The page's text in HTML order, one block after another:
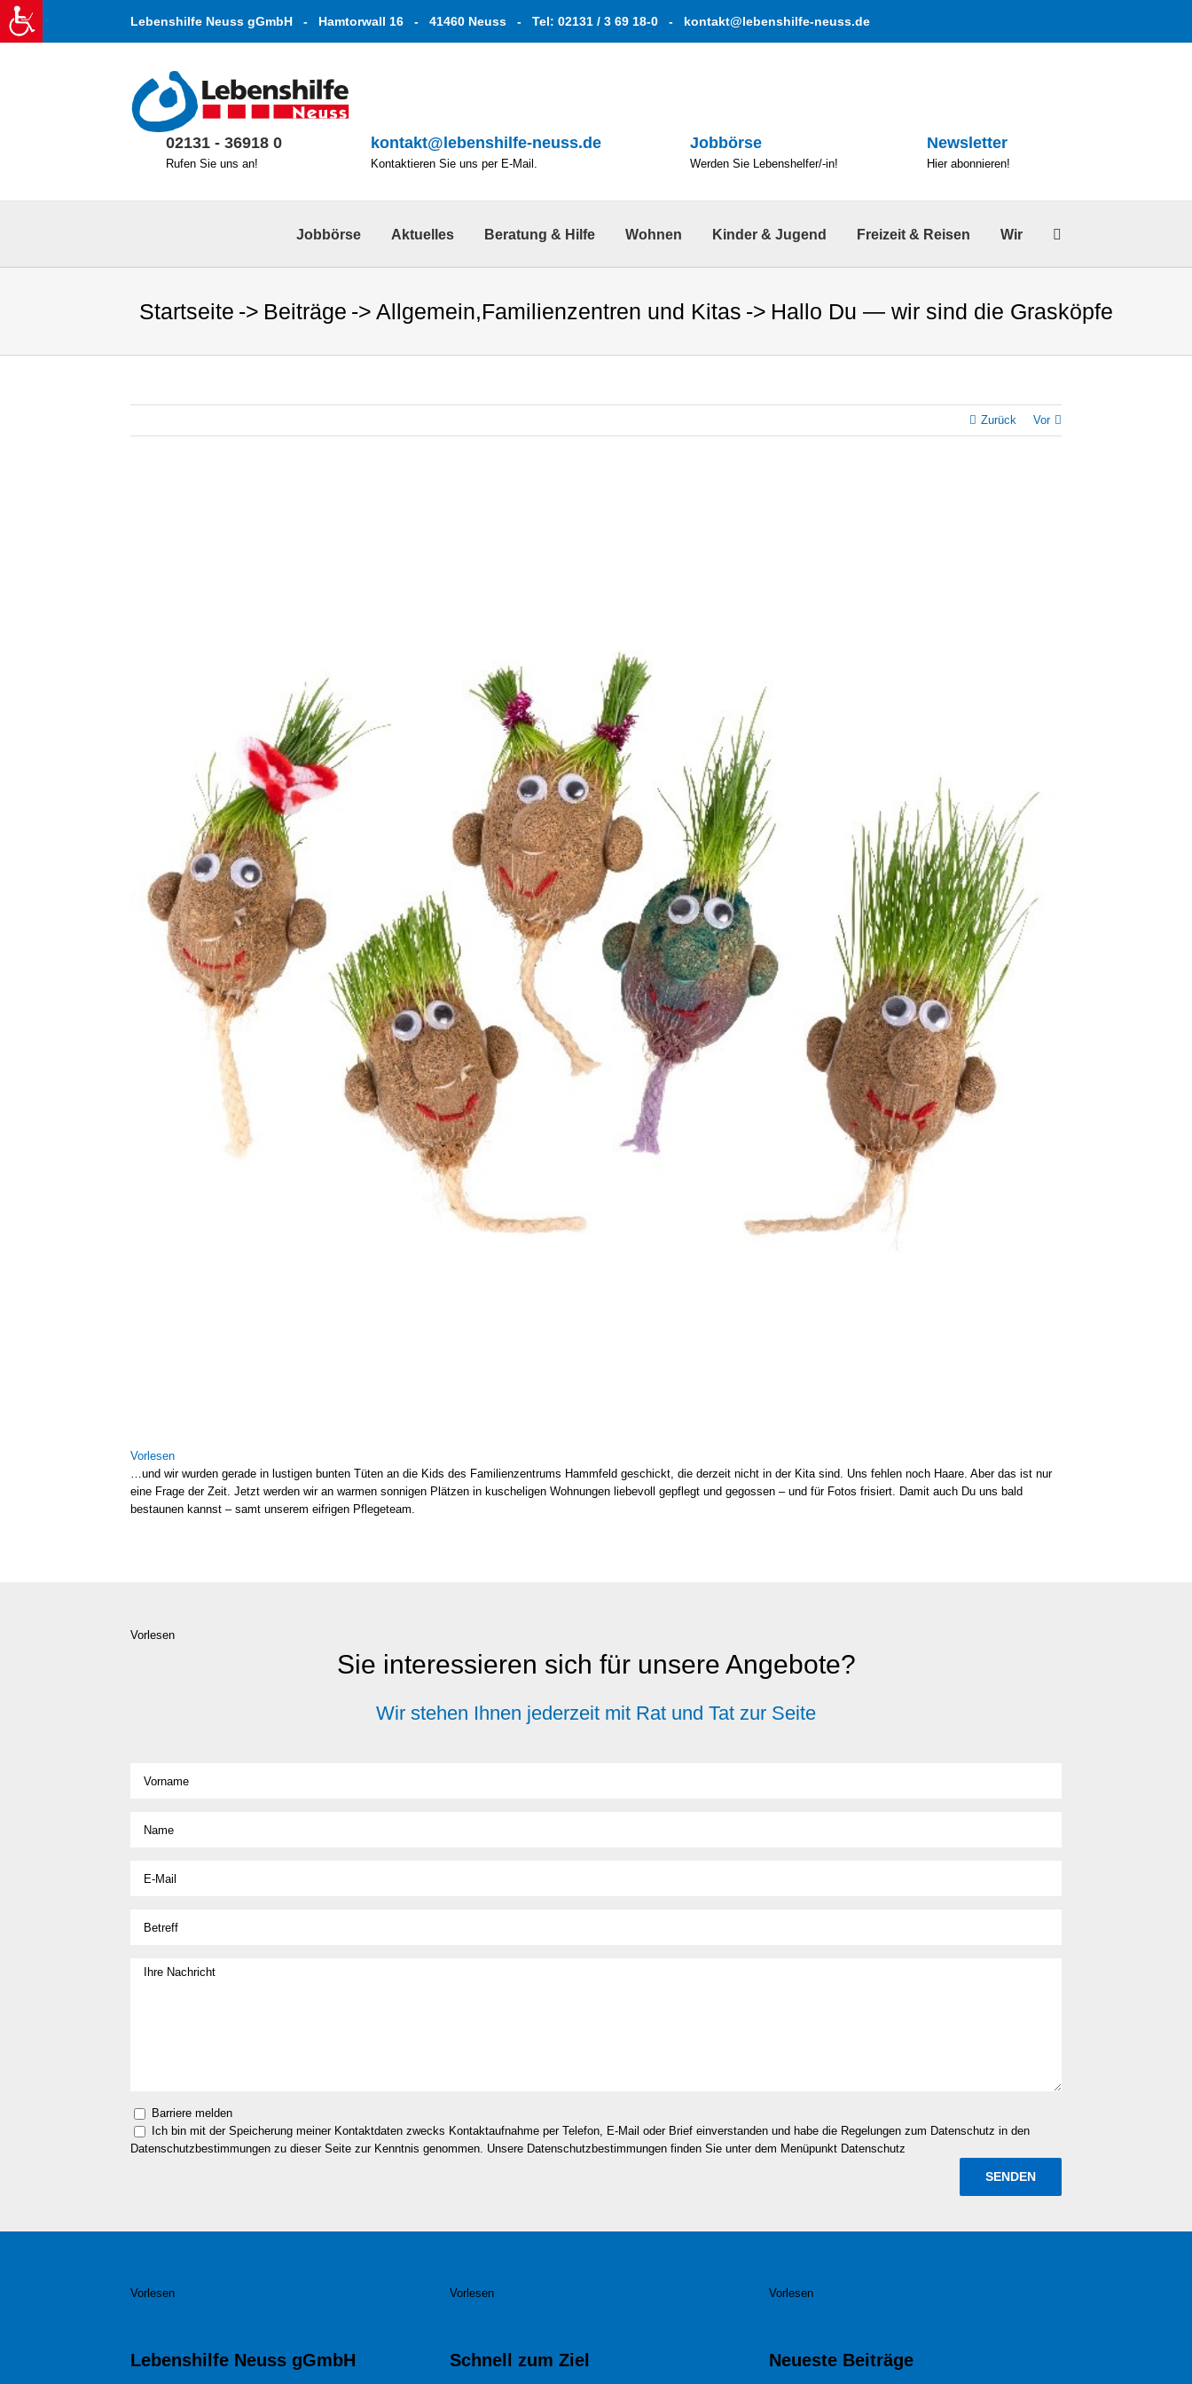
Zum
Inhalt
springen
Lebenshilfe Neuss gGmbH - Hamtorwall 16 - 41460 Neuss - Tel: 02131 / 3 69 18-0 - kontakt@lebenshilfe-neuss.de
02131 - 36918 0
Rufen Sie uns an!
kontakt@lebenshilfe-neuss.de
Kontaktieren Sie uns per E-Mail.
Jobbörse
Werden Sie Lebenshelfer/-in!
Newsletter
Hier abonnieren!
Jobbörse Aktuelles Beratung & Hilfe Wohnen Kinder & Jugend Freizeit & Reisen Wir
Startseite Beiträge Allgemein,Familienzentren und Kitas Hallo Du — wir sind die Grasköpfe
Zurück Vor
Vor­le­sen
…und wir wur­den gera­de in lus­ti­gen bun­ten Tüten an die Kids des Fami­li­en­zen­trums Hamm­feld geschickt, die der­zeit nicht in der Kita sind. Uns feh­len noch Haa­re. Aber das ist nur
eine Fra­ge der Zeit. Jetzt wer­den wir an war­men son­ni­gen Plät­zen in kusche­li­gen Woh­nun­gen lie­be­voll gepflegt und gegos­sen – und für Fotos fri­siert. Damit auch Du uns bald
bestau­nen kannst – samt unse­rem eif­ri­gen Pfle­ge­team.
Vorlesen
Sie interessieren sich für unsere Angebote?
Wir stehen Ihnen jederzeit mit Rat und Tat zur Seite
Barriere melden
Ich bin mit der Speicherung meiner Kontaktdaten zwecks Kontaktaufnahme per Telefon, E-Mail oder Brief einverstanden und habe die Regelungen zum Datenschutz in den
Datenschutzbestimmungen zu dieser Seite zur Kenntnis genommen. Unsere Datenschutzbestimmungen finden Sie unter dem Menüpunkt Datenschutz
Vorlesen
Lebenshilfe Neuss gGmbH
Vorlesen
Schnell zum Ziel
Vorlesen
Neueste Beiträge